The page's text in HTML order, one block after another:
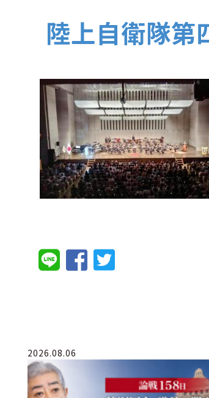
陸上自衛隊第
2026.08.06